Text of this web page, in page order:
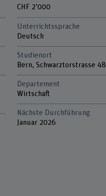
CHF 2’000
Unterrichtssprache
Deutsch
Studienort
Bern, Schwarztorstrasse 48
Departement
Wirtschaft
Nächste Durchführung
Januar 2026